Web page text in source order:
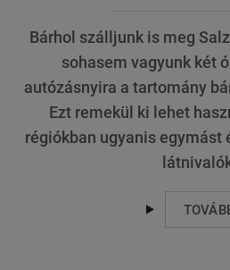
Bárhol szálljunk is meg
sohasem vagyunk két
autózásnyira a tartomány
Ezt remekül ki lehet
régiókban ugyanis egymást